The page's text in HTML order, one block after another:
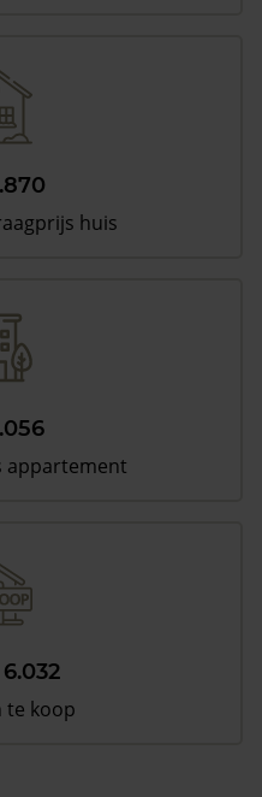
huis
appartement
te koop